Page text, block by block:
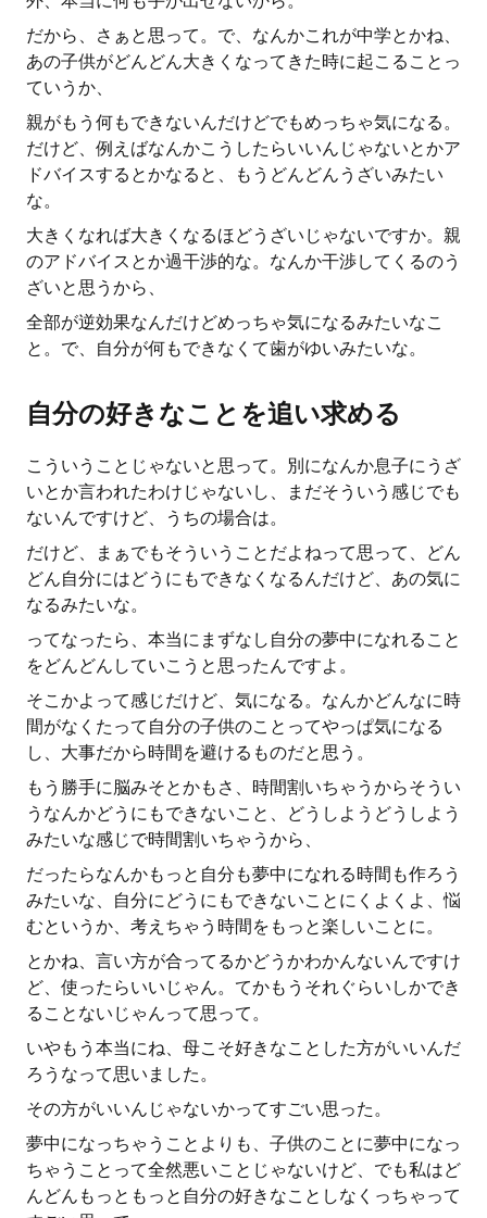
だから、さぁと思って。で、なんかこれが中学とかね、
あの子供がどんどん大きくなってきた時に起こることっ
ていうか、
親がもう何もできないんだけどでもめっちゃ気になる。
だけど、例えばなんかこうしたらいいんじゃないとかア
ドバイスするとかなると、もうどんどんうざいみたい
な。
大きくなれば大きくなるほどうざいじゃないですか。親
のアドバイスとか過干渉的な。なんか干渉してくるのう
ざいと思うから、
全部が逆効果なんだけどめっちゃ気になるみたいなこ
と。で、自分が何もできなくて歯がゆいみたいな。
自分の好きなことを追い求める
こういうことじゃないと思って。別になんか息子にうざ
いとか言われたわけじゃないし、まだそういう感じでも
ないんですけど、うちの場合は。
だけど、まぁでもそういうことだよねって思って、どん
どん自分にはどうにもできなくなるんだけど、あの気に
なるみたいな。
ってなったら、本当にまずなし自分の夢中になれること
をどんどんしていこうと思ったんですよ。
そこかよって感じだけど、気になる。なんかどんなに時
間がなくたって自分の子供のことってやっぱ気になる
し、大事だから時間を避けるものだと思う。
もう勝手に脳みそとかもさ、時間割いちゃうからそうい
うなんかどうにもできないこと、どうしようどうしよう
みたいな感じで時間割いちゃうから、
だったらなんかもっと自分も夢中になれる時間も作ろう
みたいな、自分にどうにもできないことにくよくよ、悩
むというか、考えちゃう時間をもっと楽しいことに。
とかね、言い方が合ってるかどうかわかんないんですけ
ど、使ったらいいじゃん。てかもうそれぐらいしかでき
ることないじゃんって思って。
いやもう本当にね、母こそ好きなことした方がいいんだ
ろうなって思いました。
その方がいいんじゃないかってすごい思った。
夢中になっちゃうことよりも、子供のことに夢中になっ
ちゃうことって全然悪いことじゃないけど、でも私はど
んどんもっともっと自分の好きなことしなくっちゃって